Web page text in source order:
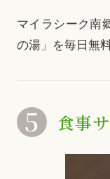
マイラシーク南
の湯」を毎日無
5 食事